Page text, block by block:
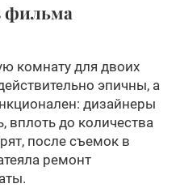
фильма
комнату для двоих
эпичны, а
дизайнеры
до количества
после съемок в
ремонт